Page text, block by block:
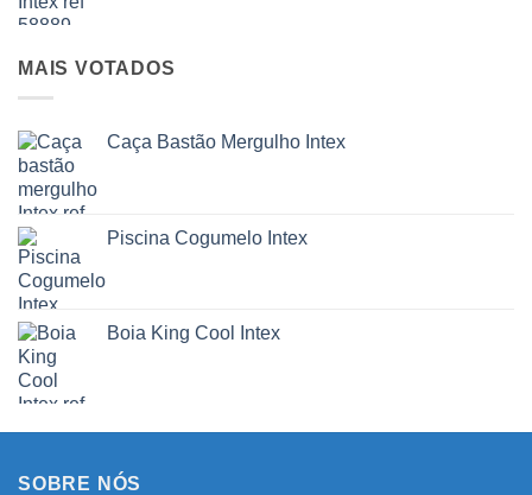
MAIS VOTADOS
Caça Bastão Mergulho Intex
Piscina Cogumelo Intex
Boia King Cool Intex
SOBRE NÓS